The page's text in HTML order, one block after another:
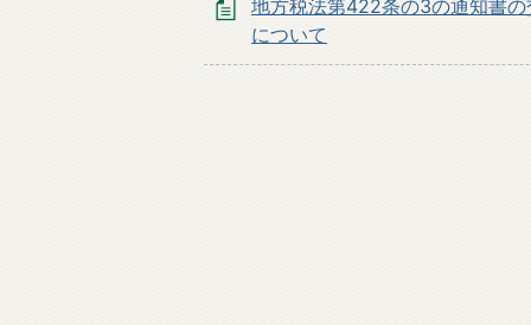
地方税法第422条の3の通知書の
について